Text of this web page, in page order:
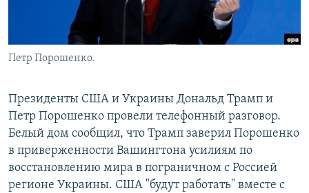
Петр Порошенко.
Президенты США и Украины Дональд Трамп и
Петр Порошенко провели телефонный разговор.
Белый дом сообщил, что Трамп заверил Порошенко
в приверженности Вашингтона усилиям по
восстановлению мира в пограничном с Россией
регионе Украины. США "будут работать" вместе с